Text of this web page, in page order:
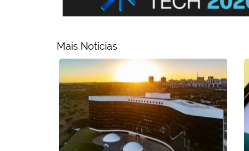
Mais Noticias